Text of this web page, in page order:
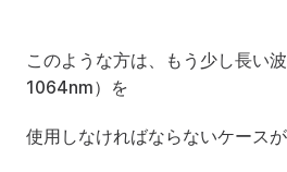
このような方は、もう少し長い
1064nm）を
使用しなければならないケースが